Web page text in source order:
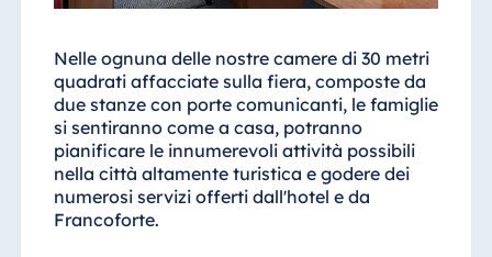
Nelle ognuna delle nostre camere di 30 metri
quadrati affacciate sulla fiera, composte da
due stanze con porte comunicanti, le famiglie
si sentiranno come a casa, potranno
pianificare le innumerevoli attività possibili
nella città altamente turistica e godere dei
numerosi servizi offerti dall'hotel e da
Francoforte.